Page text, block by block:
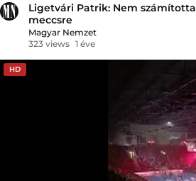
Ligetvári Patrik: Nem
meccsre
Magyar Nemzet
323 views 1 éve
HD